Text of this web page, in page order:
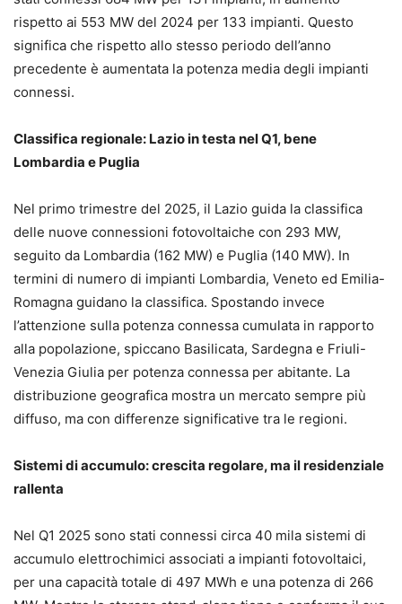
rispetto ai 553 MW del 2024 per 133 impianti. Questo
significa che rispetto allo stesso periodo dell’anno
precedente è aumentata la potenza media degli impianti
connessi.
Classifica regionale: Lazio in testa nel Q1, bene
Lombardia e Puglia
Nel primo trimestre del 2025, il Lazio guida la classifica
delle nuove connessioni fotovoltaiche con 293 MW,
seguito da Lombardia (162 MW) e Puglia (140 MW). In
termini di numero di impianti Lombardia, Veneto ed Emilia-
Romagna guidano la classifica. Spostando invece
l’attenzione sulla potenza connessa cumulata in rapporto
alla popolazione, spiccano Basilicata, Sardegna e Friuli-
Venezia Giulia per potenza connessa per abitante. La
distribuzione geografica mostra un mercato sempre più
diffuso, ma con differenze significative tra le regioni.
Sistemi di accumulo: crescita regolare, ma il residenziale
rallenta
Nel Q1 2025 sono stati connessi circa 40 mila sistemi di
accumulo elettrochimici associati a impianti fotovoltaici,
per una capacità totale di 497 MWh e una potenza di 266